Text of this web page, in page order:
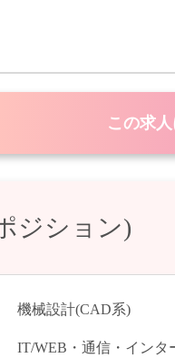
この求
ジション)
機械設計(CAD系)
IT/WEB・通信・インタ